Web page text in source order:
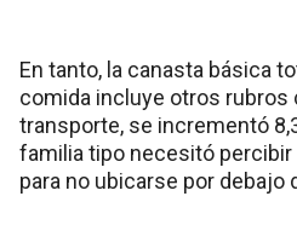
En tanto, la canasta básica
comida incluye otros rubros
transporte, se incrementó
familia tipo necesitó
para no ubicarse por debajo